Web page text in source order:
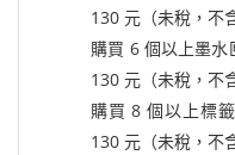
130 元（未稅，不
購買 6 個以上墨
130 元（未稅，不
購買 8 個以上標
130 元（未稅，不